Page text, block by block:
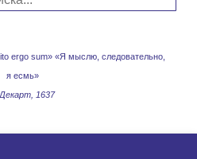
ergo sum» «Я мыслю, следовательно,
я есмь»
1637